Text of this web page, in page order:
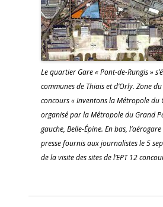
Le quartier Gare « Pont-de-Rungis »
communes de Thiais et d’Orly. Zone
concours « Inventons la Métropole du
organisé par la Métropole du Grand
gauche, Belle-Épine. En bas,
presse fournis aux journalistes le 5
de la visite des sites de l’EPT 12